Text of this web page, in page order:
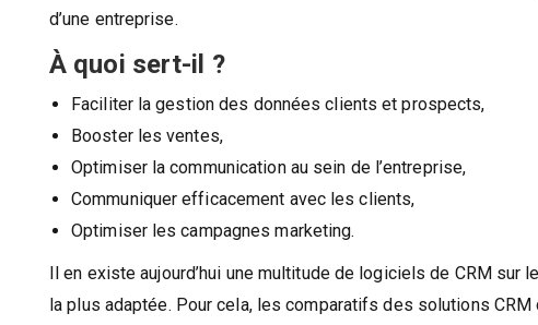
d’une entreprise.
À quoi sert-il ?
Faciliter la gestion des données clients et prospects,
Booster les ventes,
Optimiser la communication au sein de l’entreprise,
Communiquer efficacement avec les clients,
Optimiser les campagnes marketing.
Il en existe aujourd’hui une multitude de logiciels de CRM
la plus adaptée. Pour cela, les comparatifs des solutions CRM